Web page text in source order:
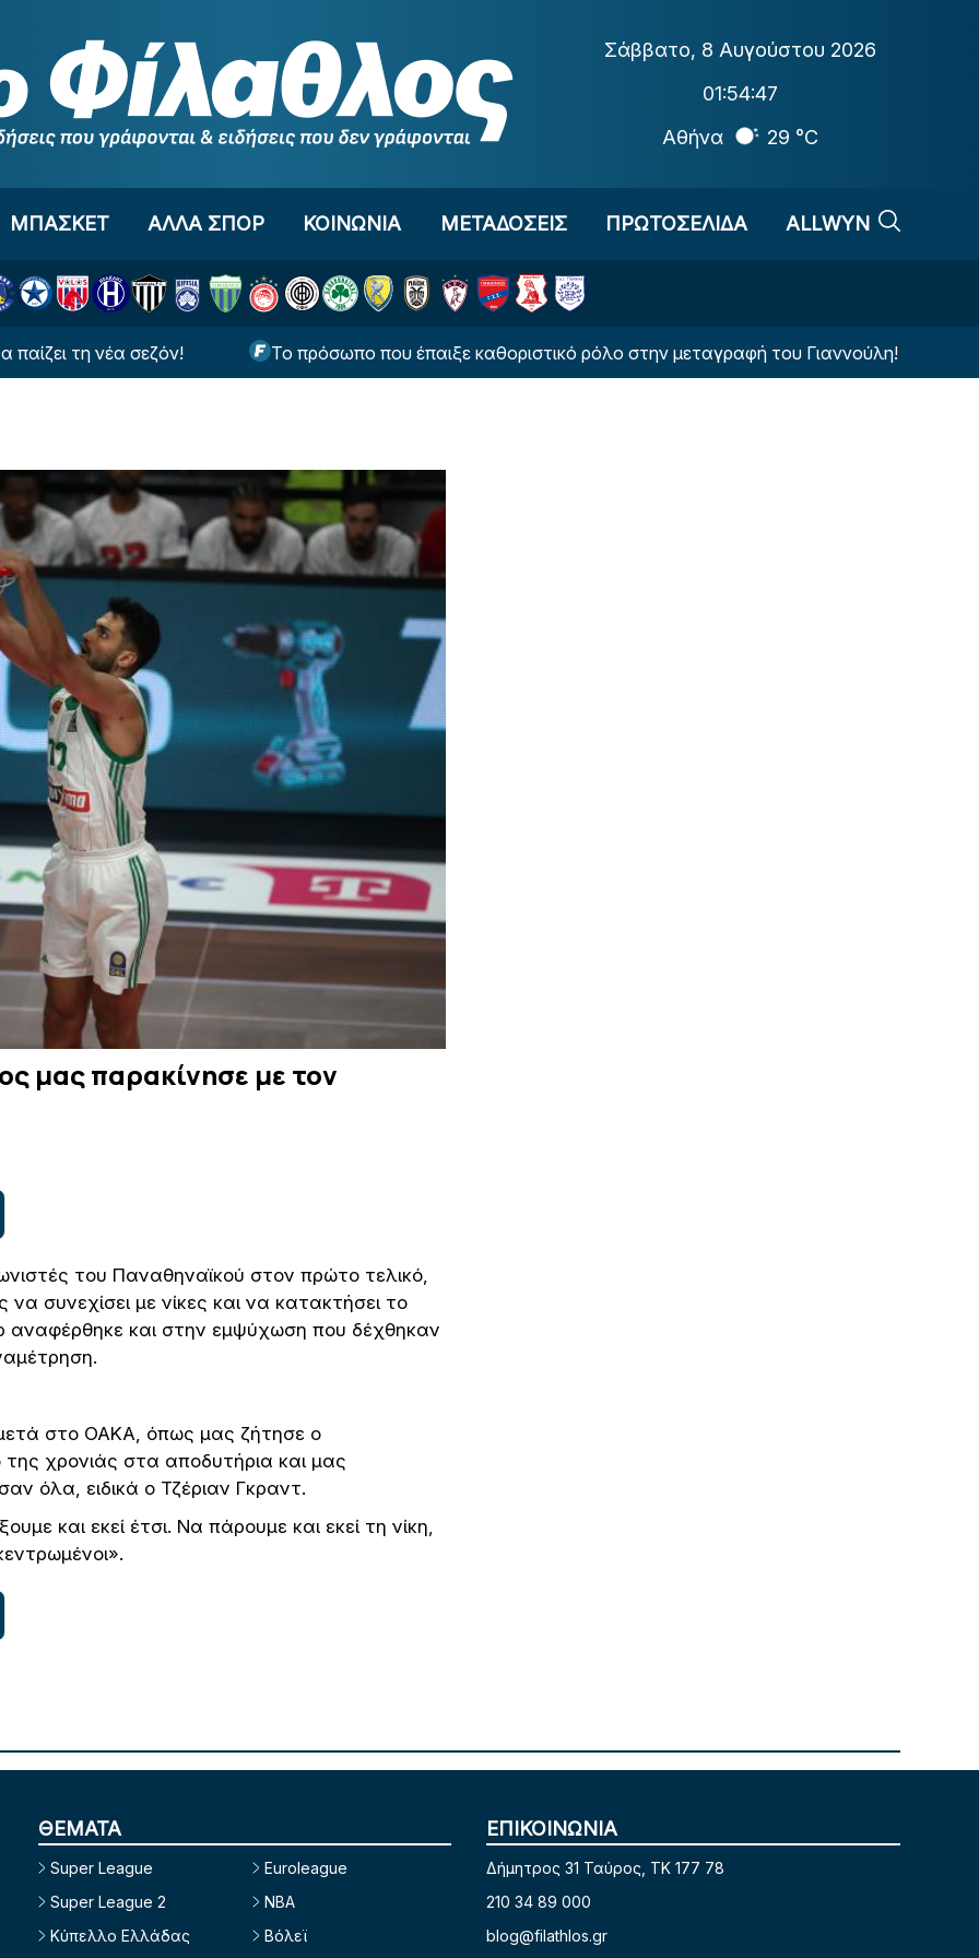
Σάββατο, 8 Αυγούστου 2026
01:54:48
Αθήνα
29 °C
ΜΠΑΣΚΕΤ ΑΛΛΑ ΣΠΟΡ ΚΟΙΝΩΝΙΑ ΜΕΤΑΔΟΣΕΙΣ ΠΡΩΤΟΣΕΛΙΔΑ ALLWYN
νέα σεζόν! Το πρόσωπο που έπαιξε καθοριστικό ρόλο στην μεταγραφή του Γιαννούλη!
μας παρακίνησε με τον
του Παναθηναϊκού στον πρώτο τελικό,
συνεχίσει με νίκες και να κατακτήσει το
και στην εμψύχωση που δέχθηκαν
στο ΟΑΚΑ, όπως μας ζήτησε ο
χρονιάς στα αποδυτήρια και μας
όλα, ειδικά ο Τζέριαν Γκραντ.
και εκεί έτσι. Να πάρουμε και εκεί τη νίκη,
ΘΕΜΑΤΑ
Super League
Super League 2
Κύπελλο Ελλάδας
Euroleague
NBA
Βόλεϊ
ΕΠΙΚΟΙΝΩΝΙΑ
Δήμητρος 31 Ταύρος, TK 177 78
210 34 89 000
blog@filathlos.gr